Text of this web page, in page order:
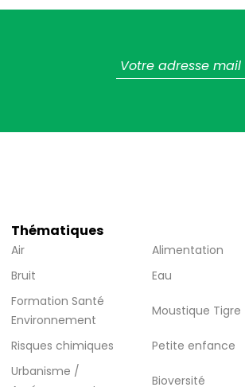
Thématiques
Air
Alimentation
Bruit
Eau
Formation Santé
Environnement
Moustique Tigre
Risques chimiques
Petite enfance
Urbanisme /
Bioversité